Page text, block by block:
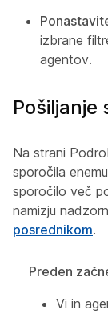
izbrane
agentov.
Pošiljanje
Na strani
sporočila
sporočilo več
namizju
posrednikom.
Preden
Vi in